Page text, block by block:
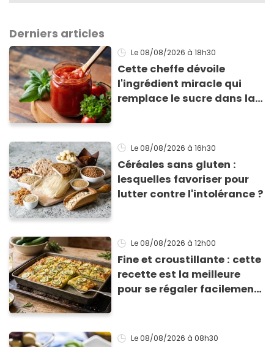
Derniers articles
Le 08/08/2026 à 18h30
Cette cheffe dévoile
l'ingrédient miracle qui
remplace le sucre dans la
Le 08/08/2026 à 16h30
Céréales sans gluten :
lesquelles favoriser pour
lutter contre l'intolérance ?
Le 08/08/2026 à 12h00
Fine et croustillante : cette
recette est la meilleure
pour se régaler facilement
Le 08/08/2026 à 08h30